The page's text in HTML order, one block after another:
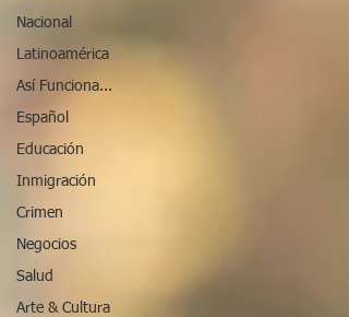
Nacional
Latinoamérica
Así Funciona...
Español
Educación
Inmigración
Crimen
Negocios
Salud
Arte & Cultura